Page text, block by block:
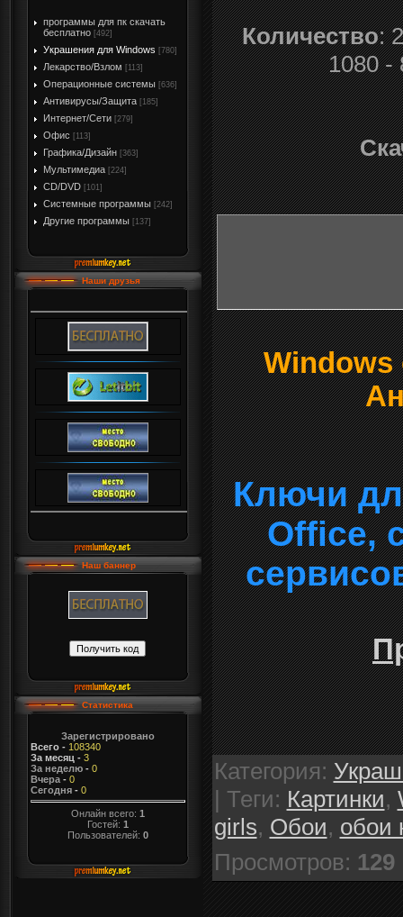
программы для пк скачать
бесплатно [492]
Украшения для Windows [780]
Лекарство/Взлом [113]
Операционные системы [636]
Антивирусы/Защита [185]
Интернет/Сети [279]
Офис [113]
Графика/Дизайн [363]
Мультимедиа [224]
CD/DVD [101]
Системные программы [242]
Другие программы [137]
Наши друзья
Наш баннер
Статистика
Зарегистрировано
Всего- 108340
За месяц - 3
За неделю- 0
Вчера- 0
Сегодня- 0
Онлайн всего: 1
Гостей: 1
Пользователей: 0
Количество:
1080 -
Windows
Ключи
Office,
Категория:
| Теги: Картинки,
girls, Обои, обои
Просмотров: 129